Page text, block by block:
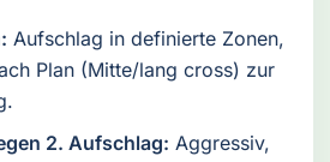
Aufschlag in definierte Zonen,
Plan (Mitte/lang cross) zur
2. Aufschlag: Aggressiv,